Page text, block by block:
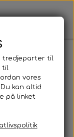
tredjeparter til
til
vores
kan altid
på linket